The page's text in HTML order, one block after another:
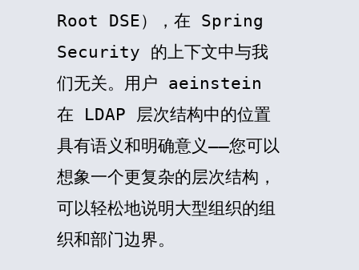
Root DSE），在 Spring
Security 的上下文中与我
们无关。用户 aeinstein
在 LDAP 层次结构中的位置
具有语义和明确意义——您可以
想象一个更复杂的层次结构，
可以轻松地说明大型组织的组
织和部门边界。